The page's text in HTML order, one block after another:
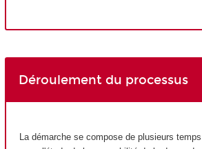
Déroulement du processus
La démarche se compose de plusieurs